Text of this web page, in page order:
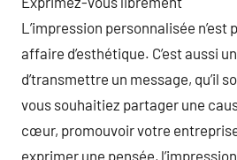
L’impression personnalisée n’est
affaire d’esthétique. C’est aussi
d’transmettre un message, qu’il
vous souhaitiez partager une
cœur, promouvoir votre
exprimer une pensée,